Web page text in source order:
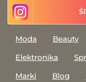
Moda Beauty
Elektronika
Marki
Blog